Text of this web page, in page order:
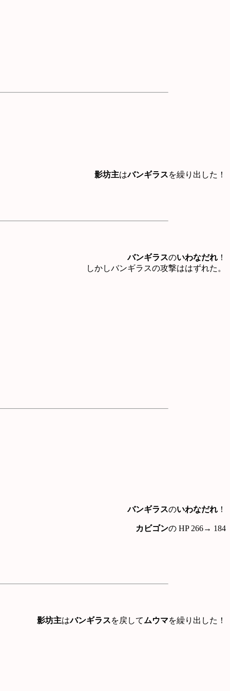
影坊主はバンギラスを繰り出した！
バンギラスのいわなだれ ！
しかしバンギラスの攻撃ははずれた。
バンギラスのいわなだれ ！
カビゴンの HP 266→ 184
影坊主はバンギラスを戻してムウマを繰り出した！